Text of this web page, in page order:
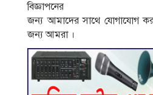
বিজ্ঞাপনের
জন্য আমাদের সাথে যোগাযোগ
জন্য আমরা ।